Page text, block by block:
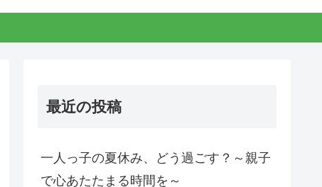
最近の投稿
一人っ子の夏休み、どう過ごす？～親子
で心あたたまる時間を～